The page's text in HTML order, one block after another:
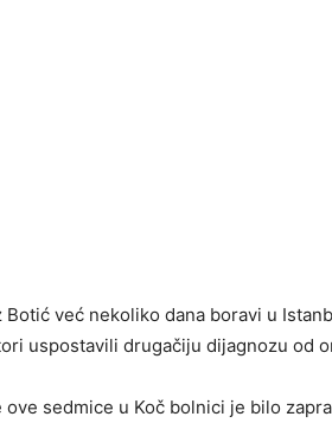
već nekoliko dana boravi u
uspostavili drugačiju dijagnozu od
sedmice u Koč bolnici je bilo